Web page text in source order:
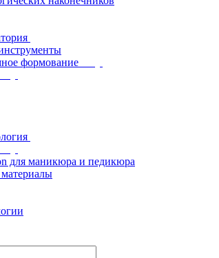
формование
для маникюра и педикюра